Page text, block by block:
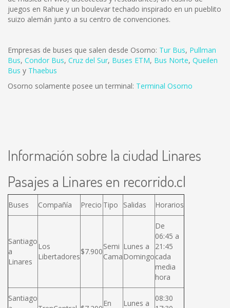
juegos en Rahue y un boulevar techado inspirado en un pueblito
suizo alemán junto a su centro de convenciones.
Empresas de buses que salen desde Osorno: Tur Bus, Pullman
Bus, Condor Bus, Cruz del Sur, Buses ETM, Bus Norte, Queilen
Bus y Thaebus
Osorno solamente posee un terminal: Terminal Osorno
Información sobre la ciudad Linares
Pasajes a Linares en recorrido.cl
Buses Compañía Precio Tipo Salidas Horarios
Santiago
a
Linares
Los
Libertadores
$7.900
Semi
Cama
Lunes a
Domingo
De
06:45 a
21:45
cada
media
hora
Santiago
En
Lunes a
08:30